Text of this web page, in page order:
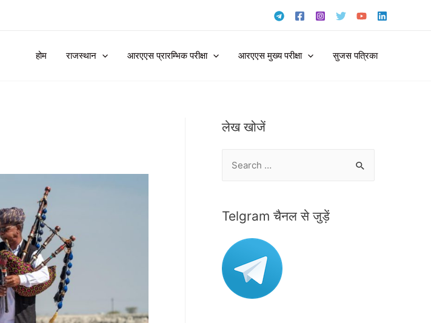
होम राजस्थान आरएएस प्रारम्भिक परीक्षा आरएएस मुख्य परीक्षा सुजस पत्रिका
लेख खोजें
r
f
o
Telgram चैनल से जुड़ें